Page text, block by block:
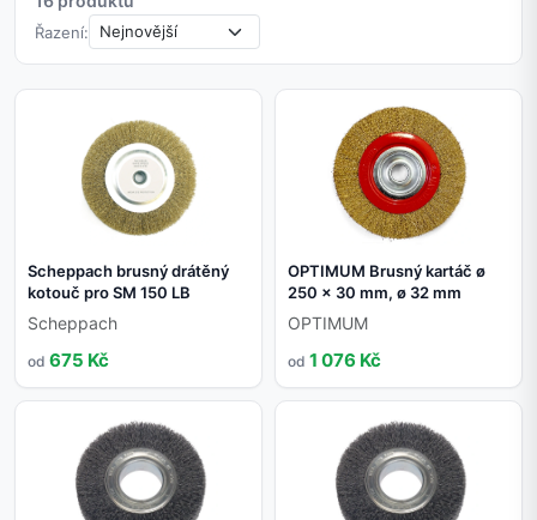
Řazení:
Scheppach brusný drátěný
kotouč pro SM 150 LB
Scheppach
od 675 Kč
OPTIMUM Brusný kartáč ø
250 x 30 mm, ø 32 mm
OPTIMUM
od 1 076 Kč